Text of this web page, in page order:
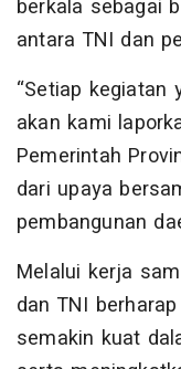
berkala sebagai
antara TNI dan
“Setiap kegiatan
akan kami
Pemerintah
dari upaya
pembangunan
Melalui kerja
dan TNI
semakin kuat